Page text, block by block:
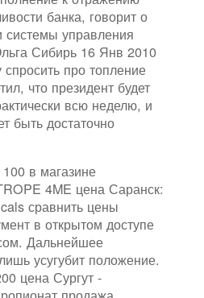
банка, говорит о
системы управления
Сибирь 16 Янв 2010
про топление
что президент будет
всю неделю, и
быть достаточно
в магазине
4ME цена Саранск:
сравнить цены
в открытом доступе
Дальнейшее
усугубит положение.
цена Сургут -